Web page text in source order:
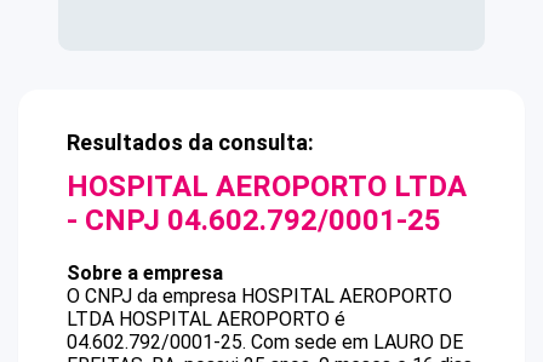
Resultados da consulta:
HOSPITAL AEROPORTO LTDA
- CNPJ 04.602.792/0001-25
Sobre a empresa
O CNPJ da empresa HOSPITAL AEROPORTO
LTDA HOSPITAL AEROPORTO é
04.602.792/0001-25. Com sede em LAURO DE